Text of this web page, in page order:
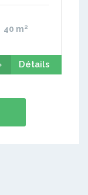
40 m²
Détails